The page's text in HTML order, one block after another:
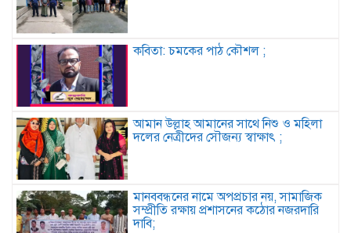
কবিতা: চমকের পাঠ কৌশল ;
আমান উল্লাহ আমানের সাথে নিশু ও মহিলা
দলের নেত্রীদের সৌজন্য স্বাক্ষাৎ ;
মানববন্ধনের নামে অপপ্রচার নয়, সামাজিক
সম্প্রীতি রক্ষায় প্রশাসনের কঠোর নজরদারি
দাবি;